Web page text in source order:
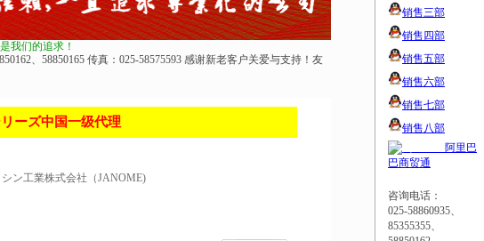
销售三部
销售四部
销售五部
销售六部
销售七部
销售八部
阿里巴
巴商贸通
咨询电话：
025-58860935、
85355355、
我们的追求！
、58850165 传真：025-58575593 感谢新老客户关爱与支持！友
ーズ中国一级代理
ン工業株式会社（JANOME)